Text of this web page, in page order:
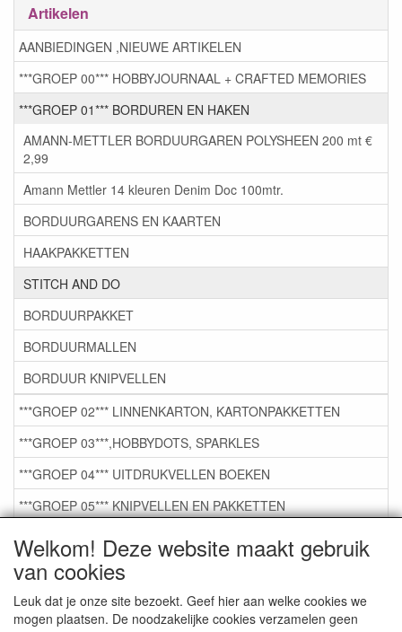
Welkom! Deze website maakt gebruik
van cookies
Leuk dat je onze site bezoekt. Geef hier aan welke cookies we
mogen plaatsen. De noodzakelijke cookies verzamelen geen
Artikelen
AANBIEDINGEN ,NIEUWE ARTIKELEN
***GROEP 00*** HOBBYJOURNAAL + CRAFTED MEMORIES
***GROEP 01*** BORDUREN EN HAKEN
AMANN-METTLER BORDUURGAREN POLYSHEEN 200 mt €
2,99
Amann Mettler 14 kleuren Denim Doc 100mtr.
BORDUURGARENS EN KAARTEN
HAAKPAKKETTEN
STITCH AND DO
BORDUURPAKKET
BORDUURMALLEN
BORDUUR KNIPVELLEN
***GROEP 02*** LINNENKARTON, KARTONPAKKETTEN
***GROEP 03***,HOBBYDOTS, SPARKLES
***GROEP 04*** UITDRUKVELLEN BOEKEN
***GROEP 05*** KNIPVELLEN EN PAKKETTEN
***GROEP 06*** TAPE/LIJM SNIJMALLEN STEMPELS
***GROEP 07*** KAARTEN +SCRAP TOEBEHOREN
***GROEP 08*** TEKENEN EN KLEUREN, GELPEN,MARKER